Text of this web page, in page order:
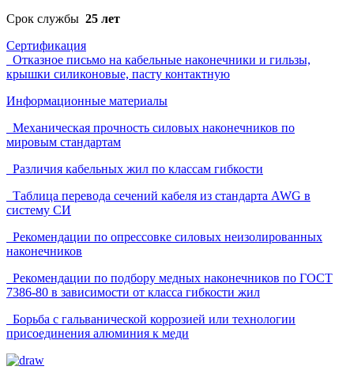
Срок службы 25 лет
Сертификация
Отказное письмо на кабельные наконечники и гильзы,
крышки силиконовые, пасту контактную
Информационные материалы
Механическая прочность силовых наконечников по
мировым стандартам
Различия кабельных жил по классам гибкости
Таблица перевода сечений кабеля из стандарта AWG в
систему СИ
Рекомендации по опрессовке силовых неизолированных
наконечников
Рекомендации по подбору медных наконечников по ГОСТ
7386-80 в зависимости от класса гибкости жил
Борьба с гальванической коррозией или технологии
присоединения алюминия к меди